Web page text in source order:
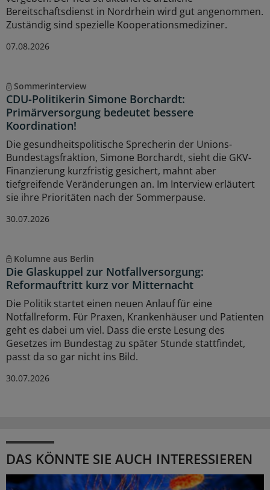
Bereitschaftsdienst in Nordrhein wird gut angenommen.
Zuständig sind spezielle Kooperationsmediziner.
07.08.2026
Sommerinterview
CDU-Politikerin Simone Borchardt:
Primärversorgung bedeutet bessere
Koordination!
Die gesundheitspolitische Sprecherin der Unions-
Bundestagsfraktion, Simone Borchardt, sieht die GKV-
Finanzierung kurzfristig gesichert, mahnt aber
tiefgreifende Veränderungen an. Im Interview erläutert
sie ihre Prioritäten nach der Sommerpause.
30.07.2026
Kolumne aus Berlin
Die Glaskuppel zur Notfallversorgung:
Reformauftritt kurz vor Mitternacht
Die Politik startet einen neuen Anlauf für eine
Notfallreform. Für Praxen, Krankenhäuser und Patienten
geht es dabei um viel. Dass die erste Lesung des
Gesetzes im Bundestag zu später Stunde stattfindet,
passt da so gar nicht ins Bild.
30.07.2026
DAS KÖNNTE SIE AUCH INTERESSIEREN